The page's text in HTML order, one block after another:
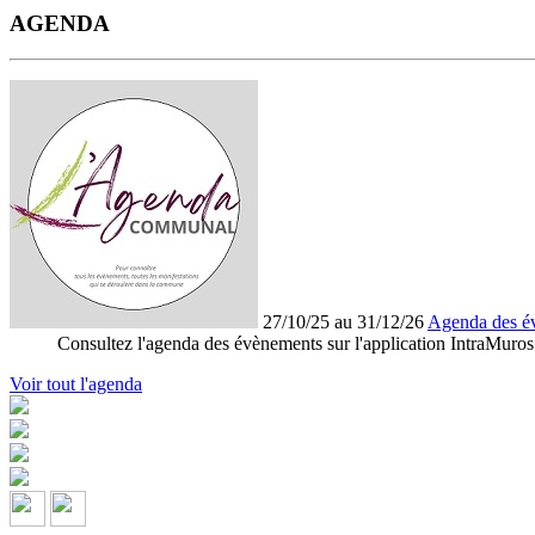
AGENDA
27/10/25 au 31/12/26 Agenda des
Consultez l'agenda des évènements sur l'application IntraMuros
Voir tout l'agenda